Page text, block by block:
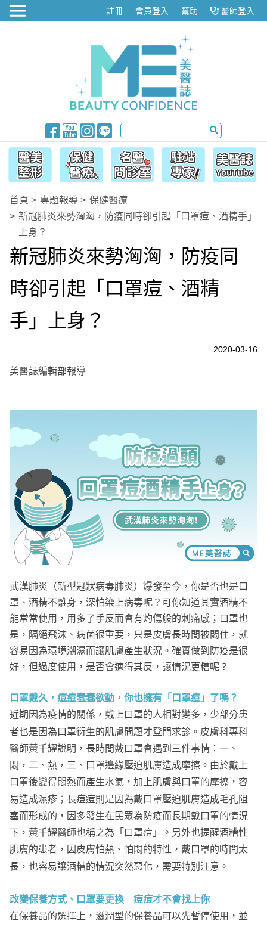
醫美整形 註冊 會員登入 幫助 醫師登入
首頁 專題報導
保健醫療
新冠肺炎來勢洶洶，防疫同時卻引起「口罩痘、酒精手」
上身？
新冠肺炎來勢洶洶，防疫同
時卻引起「口罩痘、酒精
手」上身？
2020-03-16
美醫誌編輯部報導
武漢肺炎（新型冠狀病毒肺炎）爆發至今，你是否也是口
罩、酒精不離身，深怕染上病毒呢？可你知道其實酒精不
能常常使用，用多了手反而會有灼傷般的刺痛感；口罩也
是，隔絕飛沫、病菌很重要，只是皮膚長時間被悶住，就
容易因為環境潮濕而讓肌膚產生狀況。確實做到防疫是很
好，但過度使用，是否會適得其反，讓情況更糟呢？
口罩戴久，痘痘蠢蠢欲動，你也擁有「口罩痘」了嗎？
近期因為疫情的關係，戴上口罩的人相對變多，少部分患
者也是因為口罩衍生的肌膚問題才登門求診。皮膚科專科
醫師黃千耀說明，長時間戴口罩會遇到三件事情：一、
悶，二、熱，三、口罩邊緣壓迫肌膚造成摩擦。由於戴上
口罩後變得悶熱而產生水氣，加上肌膚與口罩的摩擦，容
易造成濕疹；長痘痘則是因為戴口罩壓迫肌膚造成毛孔阻
塞而形成的，因多發生在民眾為防疫而長期戴口罩的情況
下，黃千耀醫師也稱之為「口罩痘」。另外也提醒酒糟性
肌膚的患者，因皮膚怕熱、怕悶的特性，戴口罩的時間太
長，也容易讓酒糟的情況突然惡化，需要特別注意。
改變保養方式、口罩要更換 痘痘才不會找上你
在保養品的選擇上，滋潤型的保養品可以先暫停使用，並